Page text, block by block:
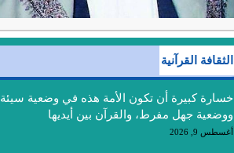
الثقافة القرآنية
خسارة كبيرة أن تكون الأمة هذه في وضعية سيئة
ووضعية جهل مفرط، والقرآن بين أيديها
أغسطس 9, 2026